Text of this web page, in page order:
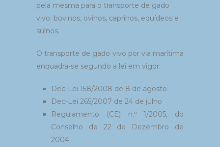
pela mesma para o transporte de gado
vivo: bovinos, ovinos, caprinos, equídeos e
suínos.
O transporte de gado vivo por via marítima
enquadra-se segundo a lei em vigor:
Dec-Lei 158/2008 de 8 de agosto
Dec-Lei 265/2007 de 24 de julho
Regulamento (CE) n.º 1/2005, do
Conselho de 22 de Dezembro de
2004